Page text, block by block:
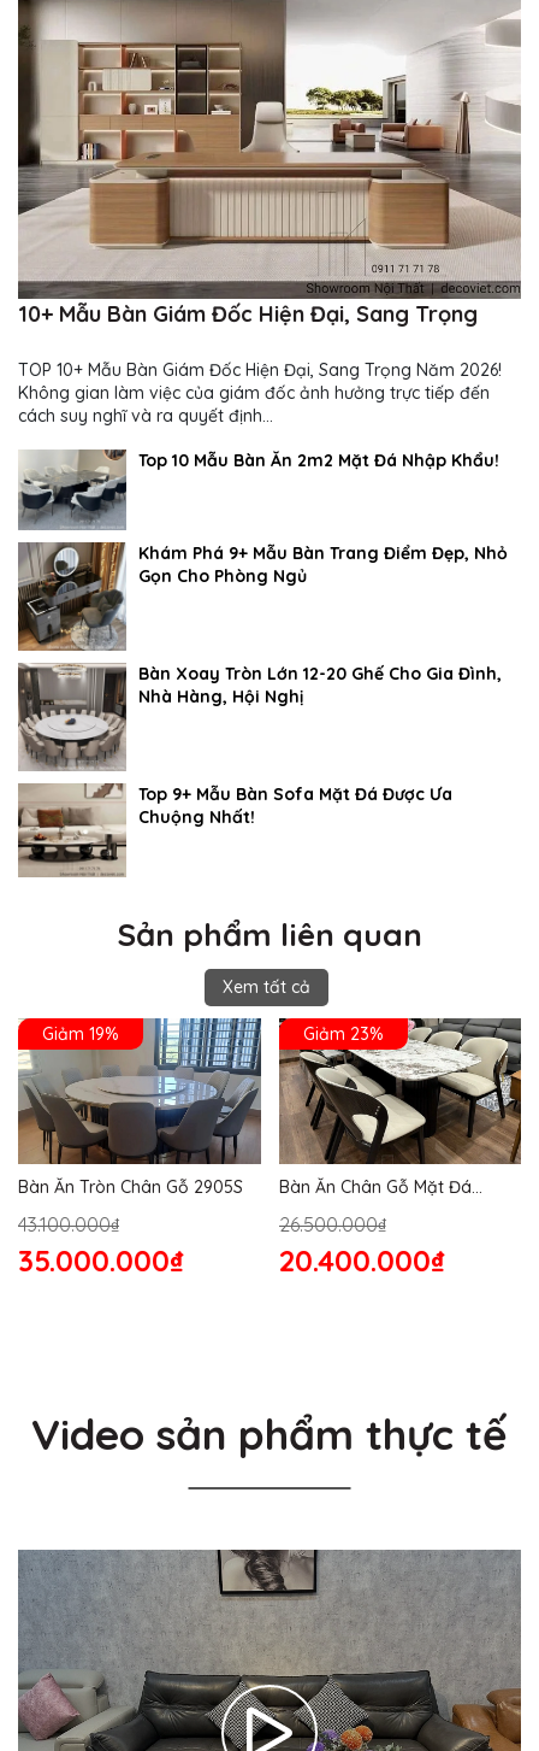
10+ Mẫu Bàn Giám Đốc Hiện Đại, Sang Trọng
TOP 10+ Mẫu Bàn Giám Đốc Hiện Đại, Sang Trọng Năm 2026!
Không gian làm việc của giám đốc ảnh hưởng trực tiếp đến
cách suy nghĩ và ra quyết định...
Top 10 Mẫu Bàn Ăn 2m2 Mặt Đá Nhập Khẩu!
Khám Phá 9+ Mẫu Bàn Trang Điểm Đẹp, Nhỏ
Gọn Cho Phòng Ngủ
Bàn Xoay Tròn Lớn 12-20 Ghế Cho Gia Đình,
Nhà Hàng, Hội Nghị
Top 9+ Mẫu Bàn Sofa Mặt Đá Được Ưa
Chuộng Nhất!
Sản phẩm liên quan
Xem tất cả
Giảm 19%
Bàn Ăn Tròn Chân Gỗ 2905S
43.100.000₫
35.000.000₫
Giảm 23%
Bàn Ăn Chân Gỗ Mặt Đá
26.500.000₫
20.400.000₫
Video sản phẩm thực tế